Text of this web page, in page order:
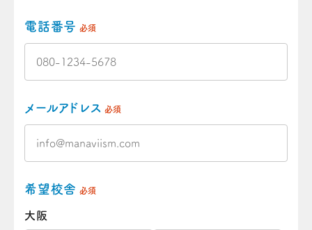
電話番号 必須
メールアドレス 必須
希望校舎 必須
大阪